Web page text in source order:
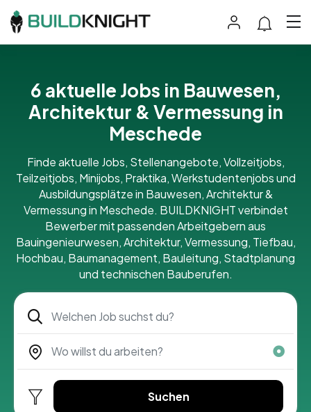
6 aktuelle Jobs in Bauwesen,
Architektur & Vermessung in
Meschede
Finde aktuelle Jobs, Stellenangebote, Vollzeitjobs,
Teilzeitjobs, Minijobs, Praktika, Werkstudentenjobs und
Ausbildungsplätze in Bauwesen, Architektur &
Vermessung in Meschede. BUILDKNIGHT verbindet
Bewerber mit passenden Arbeitgebern aus
Bauingenieurwesen, Architektur, Vermessung, Tiefbau,
Hochbau, Baumanagement, Bauleitung, Stadtplanung
und technischen Bauberufen.
Suchen